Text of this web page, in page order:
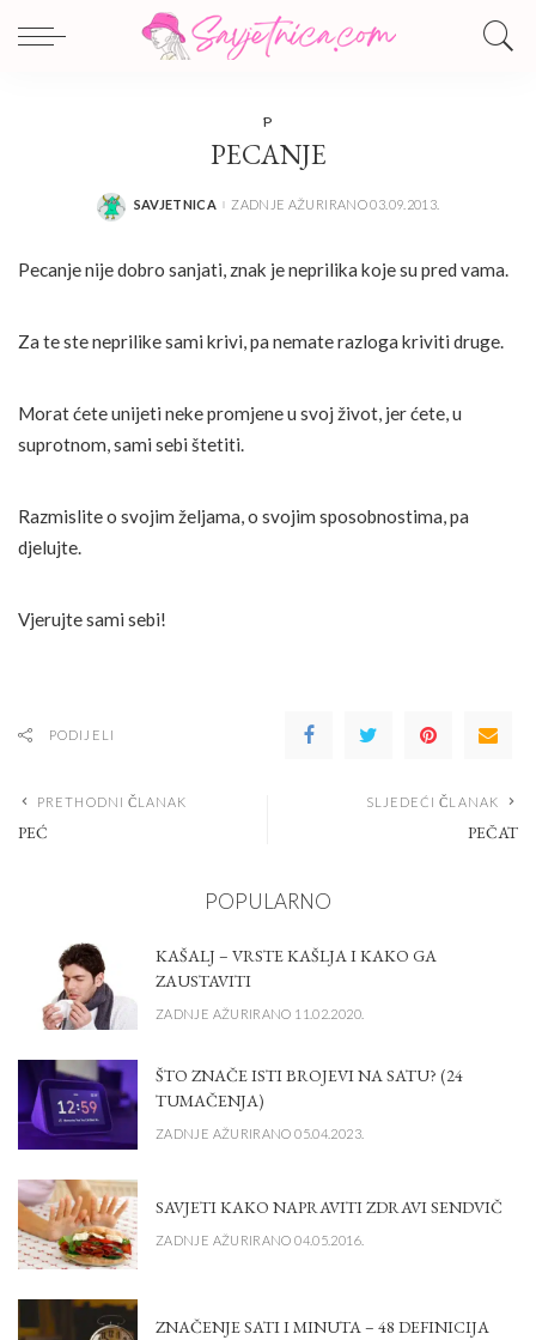
P
PECANJE
POSTED
SAVJETNICA ZADNJE AŽURIRANO 03.09.2013.
Pecanje nije dobro sanjati, znak je neprilika koje su pred vama.
Za te ste neprilike sami krivi, pa nemate razloga kriviti druge.
Morat ćete unijeti neke promjene u svoj život, jer ćete, u
suprotnom, sami sebi štetiti.
Razmislite o svojim željama, o svojim sposobnostima, pa
djelujte.
Vjerujte sami sebi!
PODIJELI
PRETHODNI ČLANAK
PEĆ
SLJEDEĆI ČLANAK
PEČAT
POPULARNO
KAŠALJ – VRSTE KAŠLJA I KAKO GA
ZAUSTAVITI
ZADNJE AŽURIRANO 11.02.2020.
ŠTO ZNAČE ISTI BROJEVI NA SATU? (24
TUMAČENJA)
ZADNJE AŽURIRANO 05.04.2023.
SAVJETI KAKO NAPRAVITI ZDRAVI SENDVIČ
ZADNJE AŽURIRANO 04.05.2016.
ZNAČENJE SATI I MINUTA – 48 DEFINICIJA